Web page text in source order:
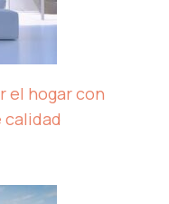
el hogar con